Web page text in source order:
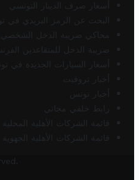
أسعار صرف الدينار التونسي
البحث عن الرمز البريدي في
محاكي ضريبة الدخل الشخصي
ضريبة الدخل للمتقاعدين
أسعار السيارات الجديدة في
أخبار تروفيت
أخبار تونس
رابط خلفي مجاني
قائمة الشركات الأهلية المحلية
قائمة الشركات الأهلية الجهوية